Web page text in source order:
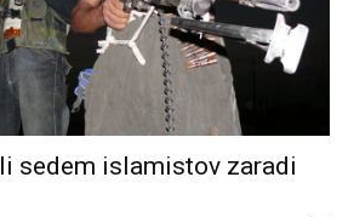
sedem islamistov zaradi